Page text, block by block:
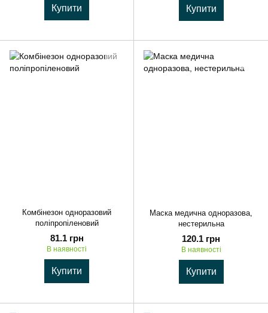
Купити Купити
Комбінезон одноразовий
поліпропіленовий
81.1 грн
В наявності
Купити
Маска медична одноразова,
нестерильна
120.1 грн
В наявності
Купити